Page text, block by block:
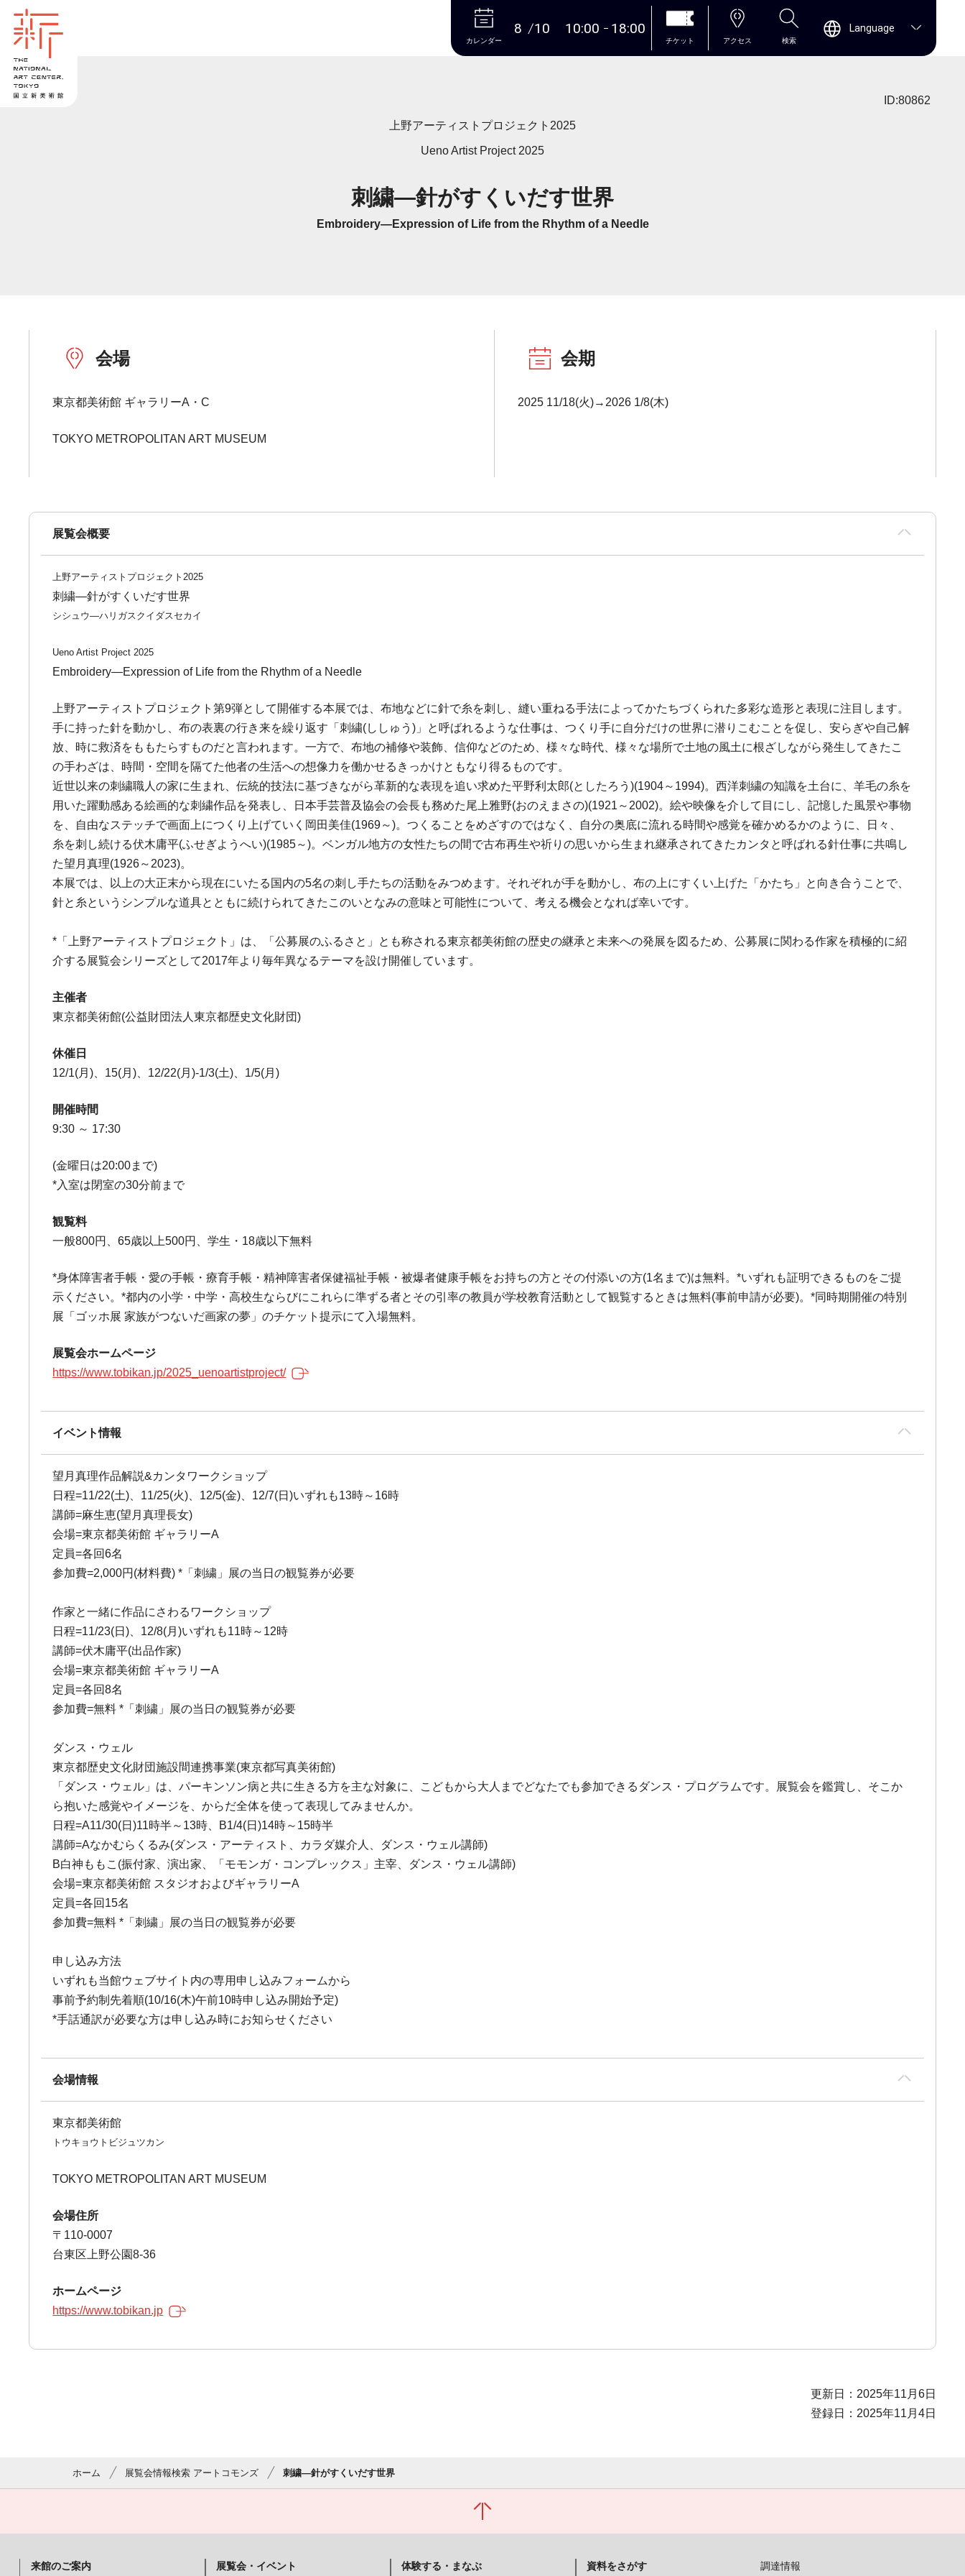
本文へ
カレンダー
8 10 10:00 18:00
チケット アクセス 検索
Language
ID:80862
上野アーティストプロジェクト2025
Ueno Artist Project 2025
刺繍―針がすくいだす世界
Embroidery―Expression of Life from the Rhythm of a Needle
会場
東京都美術館 ギャラリーA・C
TOKYO METROPOLITAN ART MUSEUM
会期
2025 11/18(火)→2026 1/8(木)
展覧会概要
上野アーティストプロジェクト2025
刺繍―針がすくいだす世界
シシュウ―ハリガスクイダスセカイ
Ueno Artist Project 2025
Embroidery―Expression of Life from the Rhythm of a Needle
上野アーティストプロジェクト第9弾として開催する本展では、布地などに針で糸を刺し、縫い重ねる手法によってかたちづくられた多彩な造形と表現に注目します。
手に持った針を動かし、布の表裏の行き来を繰り返す「刺繍(ししゅう)」と呼ばれるような仕事は、つくり手に自分だけの世界に潜りこむことを促し、安らぎや自己解
放、時に救済をももたらすものだと言われます。一方で、布地の補修や装飾、信仰などのため、様々な時代、様々な場所で土地の風土に根ざしながら発生してきたこ
の手わざは、時間・空間を隔てた他者の生活への想像力を働かせるきっかけともなり得るものです。
近世以来の刺繍職人の家に生まれ、伝統的技法に基づきながら革新的な表現を追い求めた平野利太郎(としたろう)(1904～1994)。西洋刺繍の知識を土台に、羊毛の糸を
用いた躍動感ある絵画的な刺繍作品を発表し、日本手芸普及協会の会長も務めた尾上雅野(おのえまさの)(1921～2002)。絵や映像を介して目にし、記憶した風景や事物
を、自由なステッチで画面上につくり上げていく岡田美佳(1969～)。つくることをめざすのではなく、自分の奥底に流れる時間や感覚を確かめるかのように、日々、
糸を刺し続ける伏木庸平(ふせぎようへい)(1985～)。ベンガル地方の女性たちの間で古布再生や祈りの思いから生まれ継承されてきたカンタと呼ばれる針仕事に共鳴し
た望月真理(1926～2023)。
本展では、以上の大正末から現在にいたる国内の5名の刺し手たちの活動をみつめます。それぞれが手を動かし、布の上にすくい上げた「かたち」と向き合うことで、
針と糸というシンプルな道具とともに続けられてきたこのいとなみの意味と可能性について、考える機会となれば幸いです。
*「上野アーティストプロジェクト」は、「公募展のふるさと」とも称される東京都美術館の歴史の継承と未来への発展を図るため、公募展に関わる作家を積極的に紹
介する展覧会シリーズとして2017年より毎年異なるテーマを設け開催しています。
主催者
東京都美術館(公益財団法人東京都歴史文化財団)
休催日
12/1(月)、15(月)、12/22(月)-1/3(土)、1/5(月)
開催時間
9:30 ～ 17:30
(金曜日は20:00まで)
*入室は閉室の30分前まで
観覧料
一般800円、65歳以上500円、学生・18歳以下無料
*身体障害者手帳・愛の手帳・療育手帳・精神障害者保健福祉手帳・被爆者健康手帳をお持ちの方とその付添いの方(1名まで)は無料。*いずれも証明できるものをご提
示ください。*都内の小学・中学・高校生ならびにこれらに準ずる者とその引率の教員が学校教育活動として観覧するときは無料(事前申請が必要)。*同時期開催の特別
展「ゴッホ展 家族がつないだ画家の夢」のチケット提示にて入場無料。
展覧会ホームページ
https://www.tobikan.jp/2025_uenoartistproject/
イベント情報
望月真理作品解説&カンタワークショップ
日程=11/22(土)、11/25(火)、12/5(金)、12/7(日)いずれも13時～16時
講師=麻生恵(望月真理長女)
会場=東京都美術館 ギャラリーA
定員=各回6名
参加費=2,000円(材料費) *「刺繍」展の当日の観覧券が必要
作家と一緒に作品にさわるワークショップ
日程=11/23(日)、12/8(月)いずれも11時～12時
講師=伏木庸平(出品作家)
会場=東京都美術館 ギャラリーA
定員=各回8名
参加費=無料 *「刺繍」展の当日の観覧券が必要
ダンス・ウェル
東京都歴史文化財団施設間連携事業(東京都写真美術館)
「ダンス・ウェル」は、パーキンソン病と共に生きる方を主な対象に、こどもから大人までどなたでも参加できるダンス・プログラムです。展覧会を鑑賞し、そこか
ら抱いた感覚やイメージを、からだ全体を使って表現してみませんか。
日程=A11/30(日)11時半～13時、B1/4(日)14時～15時半
講師=Aなかむらくるみ(ダンス・アーティスト、カラダ媒介人、ダンス・ウェル講師)
B白神ももこ(振付家、演出家、「モモンガ・コンプレックス」主宰、ダンス・ウェル講師)
会場=東京都美術館 スタジオおよびギャラリーA
定員=各回15名
参加費=無料 *「刺繍」展の当日の観覧券が必要
申し込み方法
いずれも当館ウェブサイト内の専用申し込みフォームから
事前予約制先着順(10/16(木)午前10時申し込み開始予定)
*手話通訳が必要な方は申し込み時にお知らせください
会場情報
東京都美術館
トウキョウトビジュツカン
TOKYO METROPOLITAN ART MUSEUM
会場住所
〒110-0007
台東区上野公園8-36
ホームページ
https://www.tobikan.jp
更新日：2025年11月6日
登録日：2025年11月4日
ホーム 展覧会情報検索 アートコモンズ 刺繍―針がすくいだす世界
来館のご案内 展覧会・イベント 体験する・まなぶ 資料をさがす 調達情報